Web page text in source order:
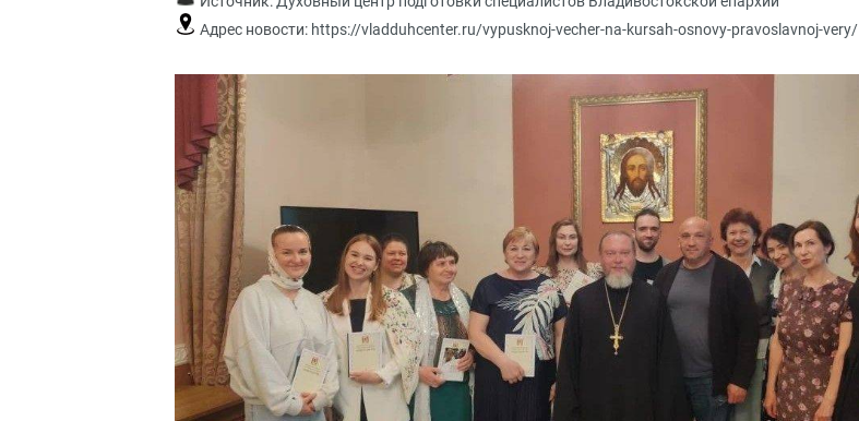
Адрес новости: https://vladduhcenter.ru/vypusknoj-vecher-na-kursah-osnovy-pravoslavnoj-very/